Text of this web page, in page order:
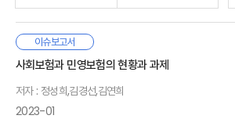
존중하되 오남용되지 않도록 그 적용 범위를 적
있다. 이는 보험의 선의성과 지속가능성에도 긍
결과적으로 보험제도의 발전과 보험소비자의 권
있을 것이다.
1. 의의 및 법적 성격
2. 인정 근거 및 한계
3. 적용요건: 보충성
4. 적용효과: 고객에게 유리한 해석
국내 보험산업은 성장성과 수익성이 동반 하
추세를 보이고, 소비자 신뢰또한 높지 않은
신뢰 저하는 근본적으로 보험시장에
정보비대칭성과 함께 현재 보험회사 사업
Ⅰ. 서론
1. 연구배경 및 목적
2. 선행연구
3. 연구내용 및 구성
이슈보고서
사회보험과 민영보험의 현황과 과제
저자 : 정성희,김경선,김연희
2023-01